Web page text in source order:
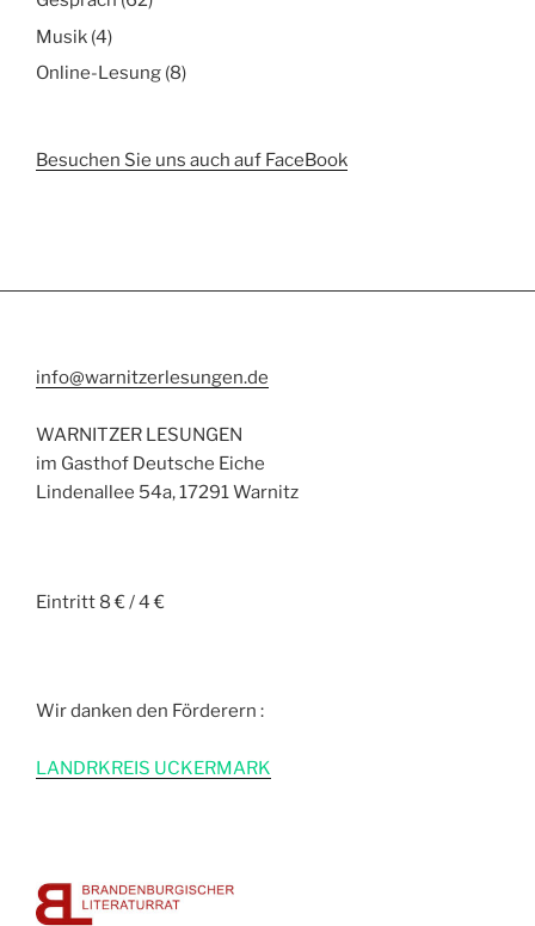
Musik (4)
Online-Lesung (8)
Besuchen Sie uns auch auf FaceBook
info@warnitzerlesungen.de
WARNITZER LESUNGEN
im Gasthof Deutsche Eiche
Lindenallee 54a, 17291 Warnitz
Eintritt 8 € / 4 €
Wir danken den Förderern :
LANDRKREIS UCKERMARK